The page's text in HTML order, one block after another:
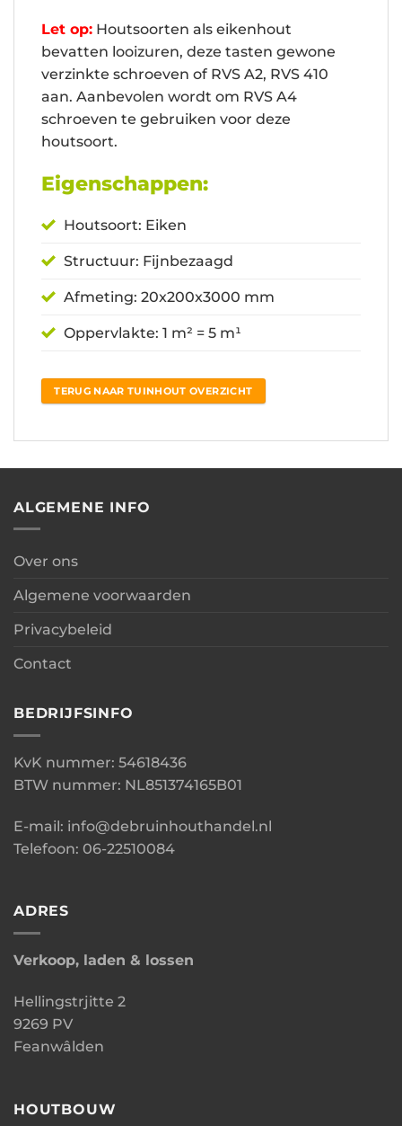
Let op: Houtsoorten als eikenhout
bevatten looizuren, deze tasten gewone
verzinkte schroeven of RVS A2, RVS 410
aan. Aanbevolen wordt om RVS A4
schroeven te gebruiken voor deze
houtsoort.
Eigenschappen:
Houtsoort: Eiken
Structuur: Fijnbezaagd
Afmeting: 20x200x3000 mm
Oppervlakte: 1 m² = 5 m¹
TERUG NAAR TUINHOUT OVERZICHT
ALGEMENE INFO
Over ons
Algemene voorwaarden
Privacybeleid
Contact
BEDRIJFSINFO
KvK nummer: 54618436
BTW nummer: NL851374165B01
E-mail: info@debruinhouthandel.nl
Telefoon: 06-22510084
ADRES
Verkoop, laden & lossen
Hellingstrjitte 2
9269 PV
Feanwâlden
HOUTBOUW